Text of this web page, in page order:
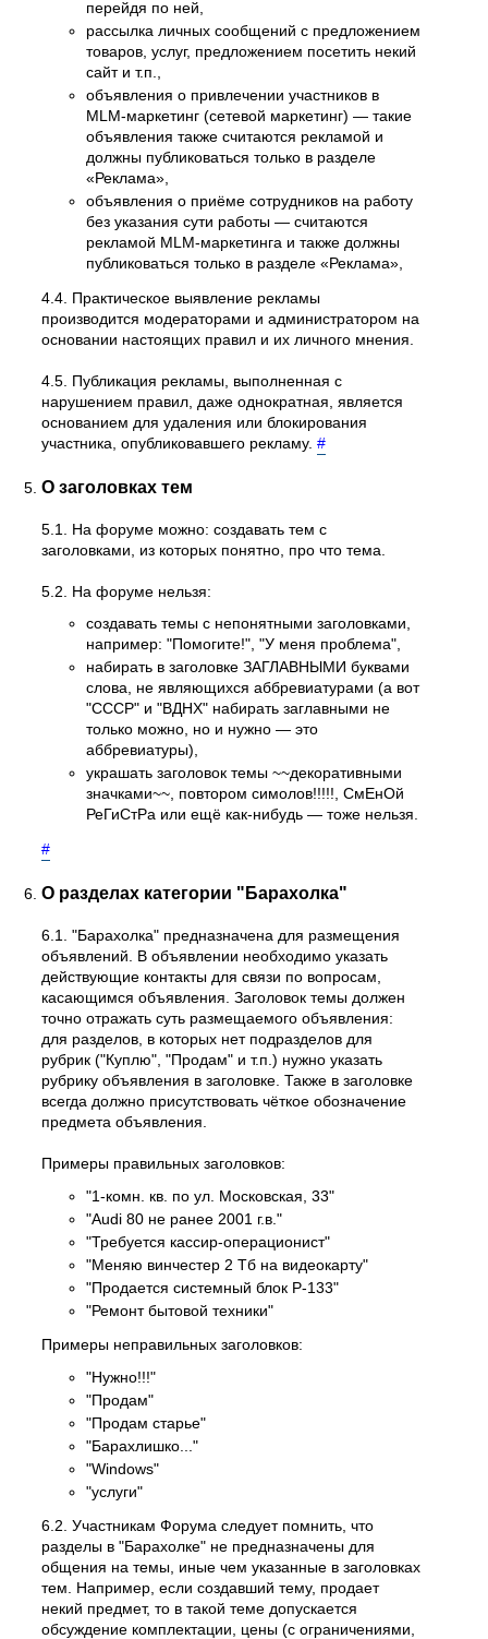
перейдя по ней,
рассылка личных сообщений с предложением
товаров, услуг, предложением посетить некий
сайт и т.п.,
объявления о привлечении участников в
MLM-маркетинг (сетевой маркетинг) — такие
объявления также считаются рекламой и
должны публиковаться только в разделе
«Реклама»,
объявления о приёме сотрудников на работу
без указания сути работы — считаются
рекламой MLM-маркетинга и также должны
публиковаться только в разделе «Реклама»,
4.4. Практическое выявление рекламы
производится модераторами и администратором на
основании настоящих правил и их личного мнения.
4.5. Публикация рекламы, выполненная с
нарушением правил, даже однократная, является
основанием для удаления или блокирования
участника, опубликовавшего рекламу.#
О заголовках тем
5.1. На форуме можно: создавать тем с
заголовками, из которых понятно, про что тема.
5.2. На форуме нельзя:
создавать темы с непонятными заголовками,
например: "Помогите!", "У меня проблема",
набирать в заголовке ЗАГЛАВНЫМИ буквами
слова, не являющихся аббревиатурами (а вот
"СССР" и "ВДНХ" набирать заглавными не
только можно, но и нужно — это
аббревиатуры),
украшать заголовок темы ~~декоративными
значками~~, повтором симолов!!!!!, СмЕнОй
РеГиСтРа или ещё как-нибудь — тоже нельзя.
#
О разделах категории "Барахолка"
6.1. "Барахолка" предназначена для размещения
объявлений. В объявлении необходимо указать
действующие контакты для связи по вопросам,
касающимся объявления. Заголовок темы должен
точно отражать суть размещаемого объявления:
для разделов, в которых нет подразделов для
рубрик ("Куплю", "Продам" и т.п.) нужно указать
рубрику объявления в заголовке. Также в заголовке
всегда должно присутствовать чёткое обозначение
предмета объявления.
Примеры правильных заголовков:
"1-комн. кв. по ул. Московская, 33"
"Audi 80 не ранее 2001 г.в."
"Требуется кассир-операционист"
"Меняю винчестер 2 Тб на видеокарту"
"Продается системный блок P-133"
"Ремонт бытовой техники"
Примеры неправильных заголовков:
"Нужно!!!"
"Продам"
"Продам старье"
"Барахлишко..."
"Windows"
"услуги"
6.2. Участникам Форума следует помнить, что
разделы в "Барахолке" не предназначены для
общения на темы, иные чем указанные в заголовках
тем. Например, если создавший тему, продает
некий предмет, то в такой теме допускается
обсуждение комплектации, цены (с ограничениями,